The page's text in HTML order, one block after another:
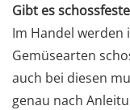
Gibt es
Im Handel
Gemüsearten
auch bei diesen
genau nach